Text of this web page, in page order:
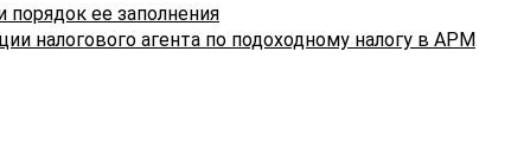
порядок ее заполнения
налогового агента по подоходному налогу в АРМ